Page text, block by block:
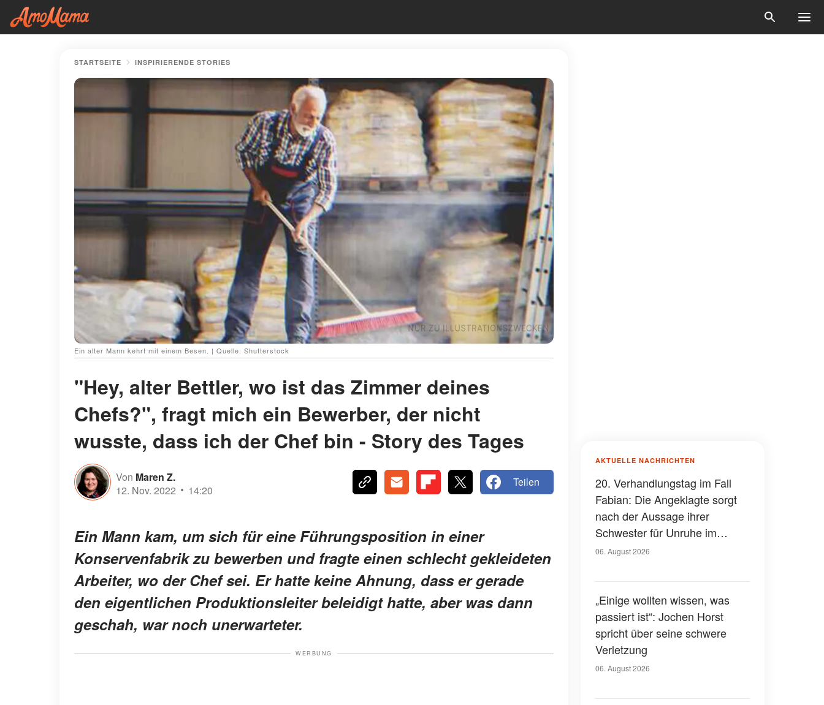
STARTSEITE INSPIRIERENDE STORIES
Ein alter Mann kehrt mit einem Besen. | Quelle: Shutterstock
"Hey, alter Bettler, wo ist das Zimmer deines
Chefs?", fragt mich ein Bewerber, der nicht
wusste, dass ich der Chef bin - Story des Tages
Von Maren Z.
12. Nov. 2022
14:20
Teilen
Ein Mann kam, um sich für eine Führungsposition in einer
Konservenfabrik zu bewerben und fragte einen schlecht gekleideten
Arbeiter, wo der Chef sei. Er hatte keine Ahnung, dass er gerade
den eigentlichen Produktionsleiter beleidigt hatte, aber was dann
geschah, war noch unerwarteter.
WERBUNG
AKTUELLE NACHRICHTEN
20. Verhandlungstag im Fall
Fabian: Die Angeklagte sorgt
nach der Aussage ihrer
Schwester für Unruhe im
Gerichtssaal – was ist
06. August 2026
„Einige wollten wissen, was
passiert ist“: Jochen Horst
spricht über seine schwere
Verletzung
06. August 2026